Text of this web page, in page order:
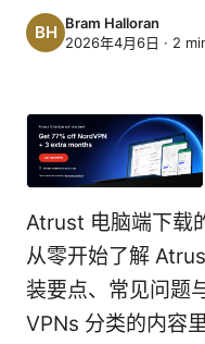
Bram Halloran
2026年4月6日 · 2
Atrust 电脑端下载
从零开始了解
装要点、常见问题
VPNs 分类的内容